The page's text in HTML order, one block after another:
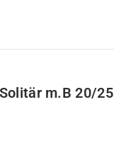
Solitär m.B 20/25